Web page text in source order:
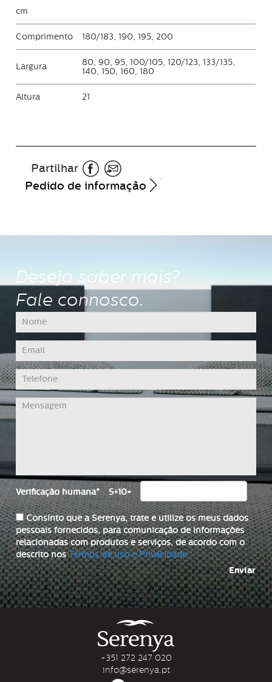
cm
Comprimento 180/183, 190, 195, 200
Largura
80, 90, 95, 100/105, 120/123, 133/135,
140, 150, 160, 180
Altura 21
Partilhar
Pedido de informação
Deseja saber mais?
Fale connosco.
Verificação humana* 5+10=
Consinto que a Serenya, trate e utilize os meus dados
pessoais fornecidos, para comunicação de informações
relacionadas com produtos e serviços, de acordo com o
descrito nosTermos de uso e Privacidade
Enviar
+351 272 247 020
info@serenya.pt